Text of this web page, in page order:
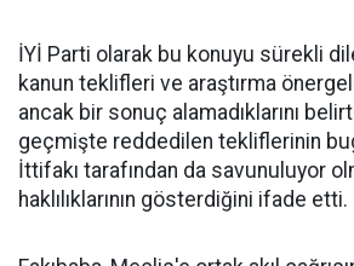
İYİ Parti olarak bu konuyu sürekli
kanun teklifleri ve araştırma
ancak bir sonuç alamadıklarını
geçmişte reddedilen tekliflerinin
İttifakı tarafından da savunuluyor
haklılıklarının gösterdiğini ifade etti.